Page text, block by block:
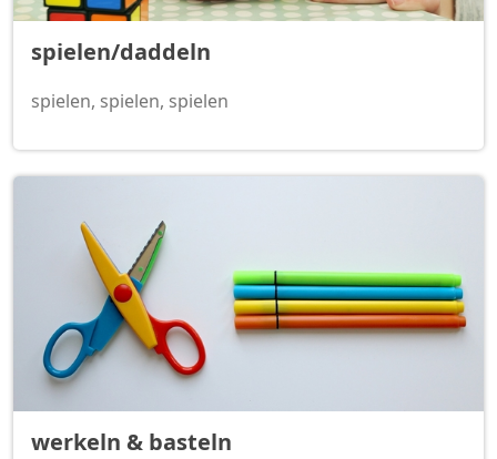
spielen/daddeln
spielen, spielen, spielen
werkeln & basteln